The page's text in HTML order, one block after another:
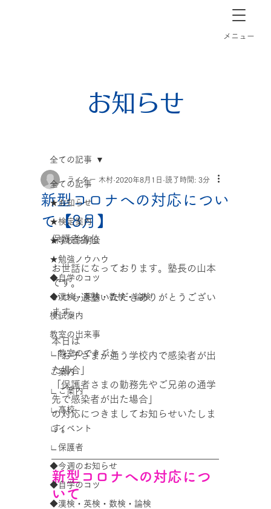
​メニュー
全ての記事
★お知らせ
★検定案内
★学校説明会
★勉強ノウハウ
◆自学のコツ
◆漢検・英検・数検・論検
模試案内
教室の出来事
∟教室のできごと
ご案内
∟ご案内
∟高校
∟イベント
∟保護者
◆今週のお知らせ
◆自学のコツ
◆漢検・英検・数検・論検
全ての記事
新型コロナへの対応につい
て【8月】
ライター 木村 2020年8月1日 読了時間: 3分
保護者各位
お世話になっております。塾長の山本
です。
いつも通塾いただきありがとうござい
ます。
本日は
「お子さまが通う学校内で感染者が出
た場合」
「保護者さまの勤務先やご兄弟の通学
先で感染者が出た場合」
の対応につきましてお知らせいたしま
す。
新型コロナへの対応につ
いて
お知らせ